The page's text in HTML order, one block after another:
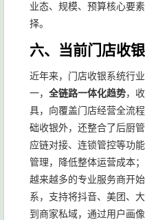
业态、规模、预算核心要
择。
六、当前门店收
近年来，门店收银系统行
一， 全链路一体化趋势，
具，向覆盖门店经营全流
础收银外，还整合了后厨
应链对接、连锁管控等功
管理，降低整体运营成本；
越来越多的专业服务商开
系，支持将抖音、美团、
到商家私域，通过用户画